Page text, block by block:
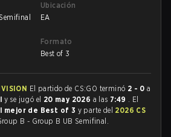
Ubicación
EA
Formato
Best of 3
El partido de CS:GO terminó 2 - 0 a
y se jugó el 20 may 2026 a las 7:49 . El
mejor de Best of 3 y parte del 2026 CS
B - Group B UB Semifinal.